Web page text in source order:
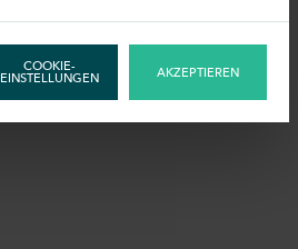
COOKIE-
EINSTELLUNGEN AKZEPTIEREN